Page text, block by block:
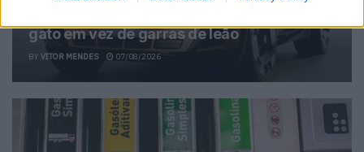
gato em vez de garras de leão
BY VITOR MENDES 07/08/2026